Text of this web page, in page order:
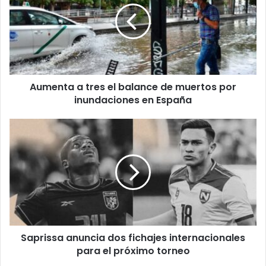
el
balance
de
muertos
por
inundaciones
Aumenta a tres el balance de muertos por
inundaciones en España
anuncia
dos
fichajes
internacionales
para
el
próximo
torneo
Saprissa anuncia dos fichajes internacionales
para el próximo torneo